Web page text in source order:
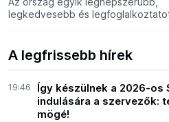
legkedvesebb és
Társulata a Nézőművészeti Kf
A legfrissebb hírek
19:46
Így készülnek a 2026-os
indulására a szervezők:
mögé!